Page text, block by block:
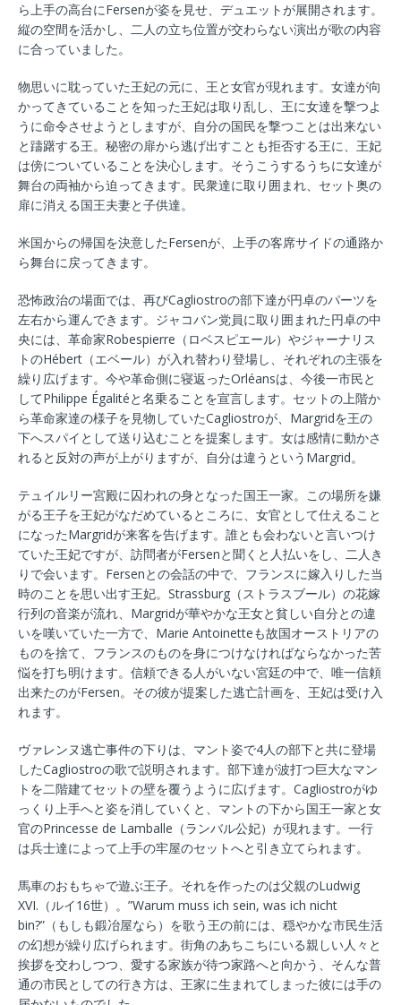
ら上手の高台にFersenが姿を見せ、デュエットが展開されます。
縦の空間を活かし、二人の立ち位置が交わらない演出が歌の内容
に合っていました。
物思いに耽っていた王妃の元に、王と女官が現れます。女達が向
かってきていることを知った王妃は取り乱し、王に女達を撃つよ
うに命令させようとしますが、自分の国民を撃つことは出来ない
と躊躇する王。秘密の扉から逃げ出すことも拒否する王に、王妃
は傍についていることを決心します。そうこうするうちに女達が
舞台の両袖から迫ってきます。民衆達に取り囲まれ、セット奥の
扉に消える国王夫妻と子供達。
米国からの帰国を決意したFersenが、上手の客席サイドの通路か
ら舞台に戻ってきます。
恐怖政治の場面では、再びCagliostroの部下達が円卓のパーツを
左右から運んできます。ジャコバン党員に取り囲まれた円卓の中
央には、革命家Robespierre（ロベスピエール）やジャーナリス
トのHébert（エベール）が入れ替わり登場し、それぞれの主張を
繰り広げます。今や革命側に寝返ったOrléansは、今後一市民と
してPhilippe Égalitéと名乗ることを宣言します。セットの上階か
ら革命家達の様子を見物していたCagliostroが、Margridを王の
下へスパイとして送り込むことを提案します。女は感情に動かさ
れると反対の声が上がりますが、自分は違うというMargrid。
テュイルリー宮殿に囚われの身となった国王一家。この場所を嫌
がる王子を王妃がなだめているところに、女官として仕えること
になったMargridが来客を告げます。誰とも会わないと言いつけ
ていた王妃ですが、訪問者がFersenと聞くと人払いをし、二人き
りで会います。Fersenとの会話の中で、フランスに嫁入りした当
時のことを思い出す王妃。Strassburg（ストラスブール）の花嫁
行列の音楽が流れ、Margridが華やかな王女と貧しい自分との違
いを嘆いていた一方で、Marie Antoinetteも故国オーストリアの
ものを捨て、フランスのものを身につけなければならなかった苦
悩を打ち明けます。信頼できる人がいない宮廷の中で、唯一信頼
出来たのがFersen。その彼が提案した逃亡計画を、王妃は受け入
れます。
ヴァレンヌ逃亡事件の下りは、マント姿で4人の部下と共に登場
したCagliostroの歌で説明されます。部下達が波打つ巨大なマン
トを二階建てセットの壁を覆うように広げます。Cagliostroがゆ
っくり上手へと姿を消していくと、マントの下から国王一家と女
官のPrincesse de Lamballe（ランバル公妃）が現れます。一行
は兵士達によって上手の牢屋のセットへと引き立てられます。
馬車のおもちゃで遊ぶ王子。それを作ったのは父親のLudwig
XVI.（ルイ16世）。”Warum muss ich sein, was ich nicht
bin?”（もしも鍛冶屋なら）を歌う王の前には、穏やかな市民生活
の幻想が繰り広げられます。街角のあちこちにいる親しい人々と
挨拶を交わしつつ、愛する家族が待つ家路へと向かう、そんな普
通の市民としての行き方は、王家に生まれてしまった彼には手の